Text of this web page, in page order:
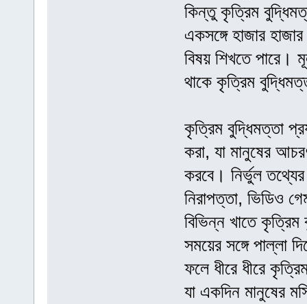
কিন্তু কৃত্রিম
একসঙ্গে হাজার
বিষয় শিখতে পারে।
থাকে কৃত্রিম
কৃত্রিম বুদ্ধিমত্তা
করা, যা মানুষের
করবে। নির্ভুল তথ্যের
নিরাপত্তা, ভিডিও
বিভিন্ন খাতে কৃত্রিম
সময়ের সঙ্গে পাল্লা
ফলে ধীরে ধীরে
যা একদিন মানুষের